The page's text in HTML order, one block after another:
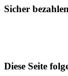
Sicher
Diese Seite